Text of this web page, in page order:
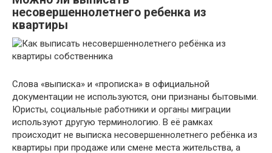
несовершеннолетнего ребенка из
квартиры
Слова «выписка» и «прописка» в официальной
документации не используются, они признаны бытовыми.
Юристы, социальные работники и органы миграции
используют другую терминологию. В её рамках
происходит не выписка несовершеннолетнего ребёнка из
квартиры при продаже или смене места жительства, а